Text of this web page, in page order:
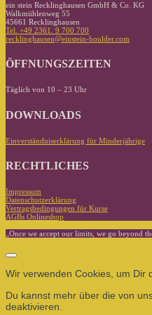
ein stein Recklinghausen GmbH & Co. KG
Walkmühlenweg 55
45661 Recklinghausen
Tel. +49 2361. 9 700 700
recklinghausen@einstein-boulder.com
ÖFFNUNGSZEITEN
Täglich von 10 – 23 Uhr
DOWNLOADS
Einverständniserklärung für Minderjährige
RECHTLICHES
Impressum
Datenschutzerklärung
Vertragsbedingungen für Kurse
AGBs Onlineshop
„Once we accept our limits, we go beyond
Wir verwenden Cookies, um Dir
Du kannst mehr über die von
deaktivieren.